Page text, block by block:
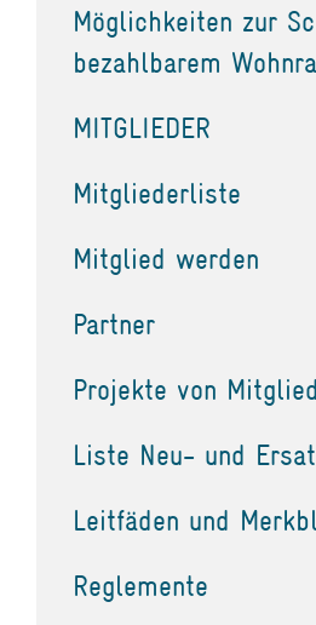
Möglichkeiten zur
bezahlbarem
MITGLIEDER
Mitgliederliste
Mitglied werden
Partner
Projekte von
Liste Neu- und
Leitfäden und
Reglemente